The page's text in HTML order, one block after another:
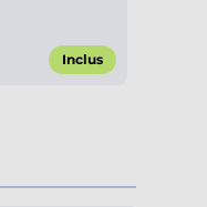
Inclus